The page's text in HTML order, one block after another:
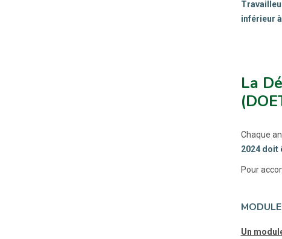
inférieur à
La
Chaque
2024 doit
Pour
Un